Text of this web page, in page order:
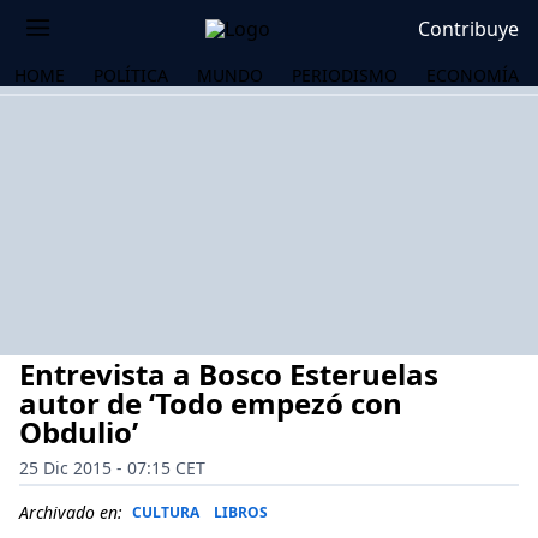
Contribuye
HOME POLÍTICA MUNDO PERIODISMO ECONOMÍA
Entrevista a Bosco Esteruelas
autor de ‘Todo empezó con
Obdulio’
25 Dic 2015 - 07:15 CET
Archivado en: CULTURA LIBROS